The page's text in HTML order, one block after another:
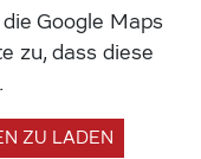
Google Maps
zu, dass diese
ZU LADEN